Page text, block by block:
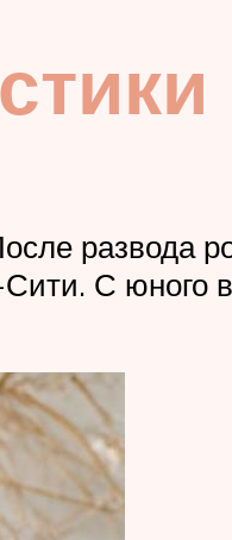
развода
С юного